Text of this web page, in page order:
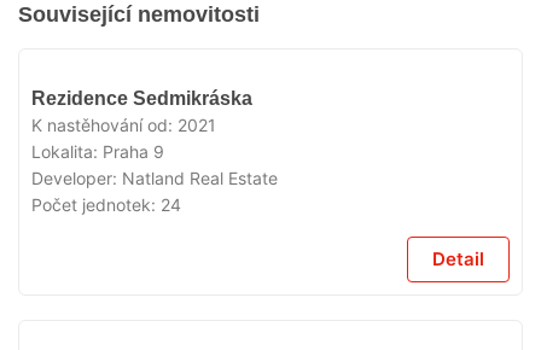
Související nemovitosti
Rezidence Sedmikráska
K nastěhování od: 2021
Lokalita: Praha 9
Developer: Natland Real Estate
Počet jednotek: 24
Detail